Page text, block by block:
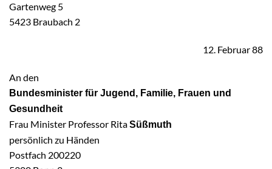
Gartenweg 5
5423 Braubach 2
12. Februar 88
An den
Bundesminister für Jugend, Familie, Frauen und
Gesundheit
Frau Minister Professor RitaSüßmuth
persönlich zu Händen
Postfach 200220